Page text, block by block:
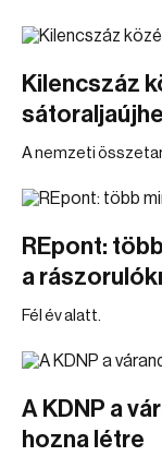
Kilencszáz
A nemzeti
REpont:
a
Fél év alatt.
A KDNP a
hozna létre